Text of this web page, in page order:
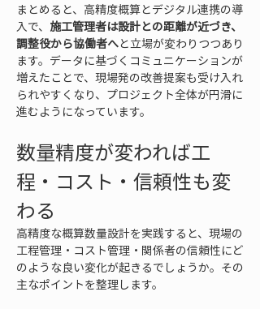
まとめると、高精度概算とデジタル連携の導
入で、 施工管理者は設計との距離が近づき、
調整役から協働者へと立場が変わりつつあり
ます。データに基づくコミュニケーションが
増えたことで、現場発の改善提案も受け入れ
られやすくなり、プロジェクト全体が円滑に
進むようになっています。
数量精度が変われば工
程・コスト・信頼性も変
わる
高精度な概算数量設計を実践すると、現場の
工程管理・コスト管理・関係者の信頼性にど
のような良い変化が起きるでしょうか。その
主なポイントを整理します。